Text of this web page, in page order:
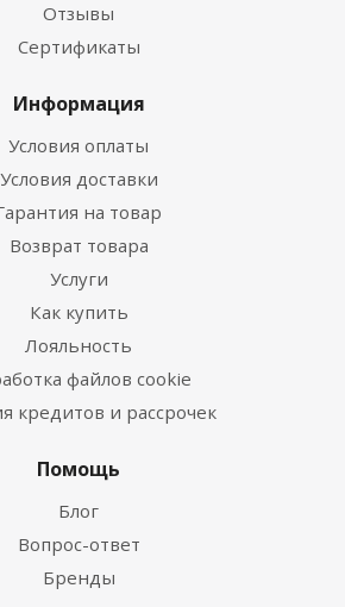
Отзывы
Сертификаты
Информация
Условия оплаты
Условия доставки
на товар
Возврат товара
Услуги
Как купить
Лояльность
файлов cookie
кредитов и рассрочек
Помощь
Блог
Вопрос-ответ
Бренды